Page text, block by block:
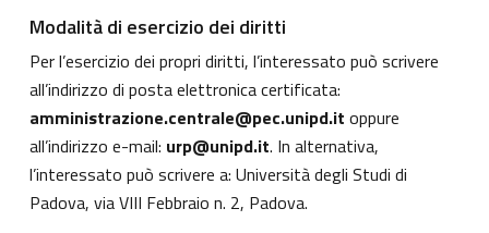
Modalità di esercizio dei diritti
Per l’esercizio dei propri diritti, l’interessato può scrivere
all’indirizzo di posta elettronica certificata:
amministrazione.centrale@pec.unipd.it oppure
all’indirizzo e-mail: urp@unipd.it. In alternativa,
l’interessato può scrivere a: Università degli Studi di
Padova, via VIII Febbraio n. 2, Padova.